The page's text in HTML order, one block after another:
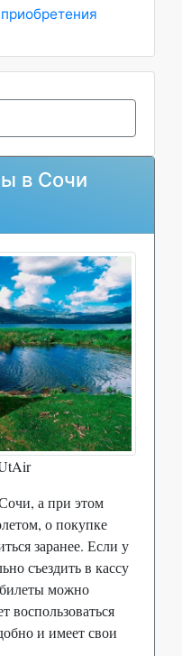
в Сочи
а при этом
о покупке
заранее. Если у
съездить в кассу
билеты можно
воспользоваться
и имеет свои